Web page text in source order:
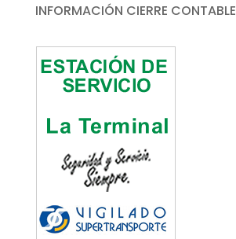
INFORMACIÓN CIERRE CONTABLE